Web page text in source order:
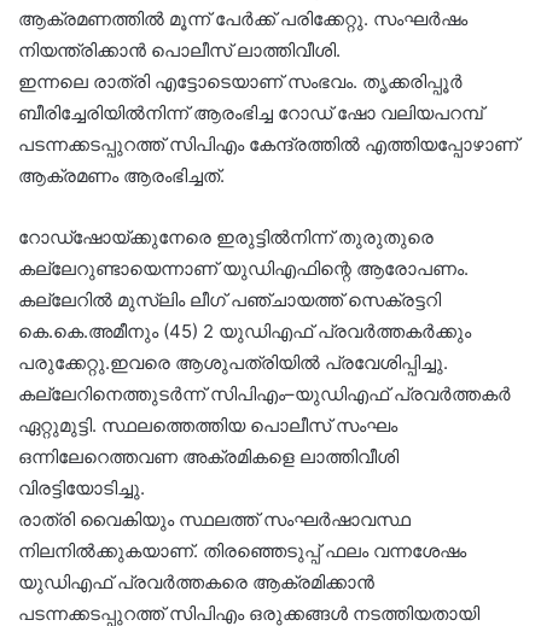
ആക്രമണത്തിൽ മൂന്ന് പേർക്ക് പരിക്കേറ്റു. സംഘർഷം
നിയന്ത്രിക്കാൻ പൊലീസ് ലാത്തിവീശി.
ഇന്നലെ രാത്രി എട്ടോടെയാണ് സംഭവം. തൃക്കരിപ്പൂർ
ബീരിച്ചേരിയിൽനിന്ന് ആരംഭിച്ച റോഡ് ഷോ വലിയപറമ്പ്
പടന്നക്കടപ്പുറത്ത് സിപിഎം കേന്ദ്രത്തിൽ എത്തിയപ്പോഴാണ്
ആക്രമണം ആരംഭിച്ചത്.
റോഡ്ഷോയ്ക്കുനേരെ ഇരുട്ടിൽനിന്ന് തുരുതുരെ
കല്ലേറുണ്ടായെന്നാണ് യുഡിഎഫിന്റെ ആരോപണം.
കല്ലേറിൽ മുസ്‌ലിം ലീഗ് പഞ്ചായത്ത് സെക്രട്ടറി
കെ.കെ.അമീനും (45) 2 യുഡിഎഫ് പ്രവർത്തകർക്കും
പരുക്കേറ്റു.ഇവരെ ആശുപത്രിയിൽ പ്രവേശിപ്പിച്ചു.
കല്ലേറിനെത്തുടർന്ന് സിപിഎം–യുഡിഎഫ് പ്രവർത്തകർ
ഏറ്റുമുട്ടി. സ്ഥലത്തെത്തിയ പൊലീസ് സംഘം
ഒന്നിലേറെത്തവണ അക്രമികളെ ലാത്തിവീശി
വിരട്ടിയോടിച്ചു.
രാത്രി വൈകിയും സ്ഥലത്ത് സംഘർഷാവസ്ഥ
നിലനിൽക്കുകയാണ്. തിരഞ്ഞെടുപ്പ് ഫലം വന്നശേഷം
യുഡിഎഫ് പ്രവർത്തകരെ ആക്രമിക്കാൻ
പടന്നക്കടപ്പുറത്ത് സിപിഎം ഒരുക്കങ്ങൾ നടത്തിയതായി